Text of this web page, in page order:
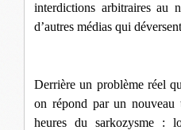
interdictions arbitraires au
d’autres médias qui
Derrière un problème réel
on répond par un
heures du sarkozysme :